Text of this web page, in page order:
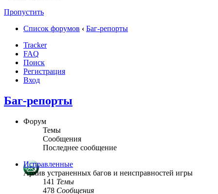
Пропустить
Список форумов ‹ Баг-репорты
Tracker
FAQ
Поиск
Регистрация
Вход
Баг-репорты
Форум
Темы
Сообщения
Последнее сообщение
Исправленные
Архив устраненных багов и неисправностей игры
141 Темы
478 Сообщения